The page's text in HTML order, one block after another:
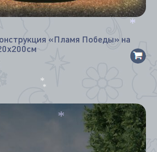
«Пламя Победы» на